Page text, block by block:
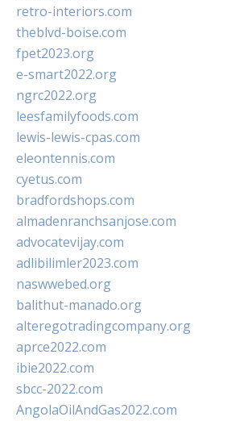
retro-interiors.com
theblvd-boise.com
fpet2023.org
e-smart2022.org
ngrc2022.org
leesfamilyfoods.com
lewis-lewis-cpas.com
eleontennis.com
cyetus.com
bradfordshops.com
almadenranchsanjose.com
advocatevijay.com
adlibilimler2023.com
naswwebed.org
balithut-manado.org
alteregotradingcompany.org
aprce2022.com
ibie2022.com
sbcc-2022.com
AngolaOilAndGas2022.com